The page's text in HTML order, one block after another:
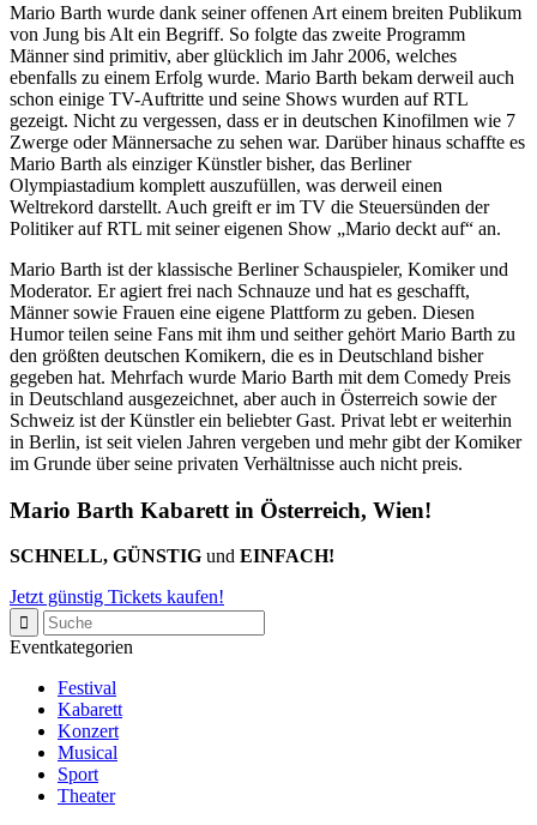
Mario Barth wurde dank seiner offenen Art einem breiten Publikum
von Jung bis Alt ein Begriff. So folgte das zweite Programm
Männer sind primitiv, aber glücklich im Jahr 2006, welches
ebenfalls zu einem Erfolg wurde. Mario Barth bekam derweil auch
schon einige TV-Auftritte und seine Shows wurden auf RTL
gezeigt. Nicht zu vergessen, dass er in deutschen Kinofilmen wie 7
Zwerge oder Männersache zu sehen war. Darüber hinaus schaffte es
Mario Barth als einziger Künstler bisher, das Berliner
Olympiastadium komplett auszufüllen, was derweil einen
Weltrekord darstellt. Auch greift er im TV die Steuersünden der
Politiker auf RTL mit seiner eigenen Show „Mario deckt auf“ an.
Mario Barth ist der klassische Berliner Schauspieler, Komiker und
Moderator. Er agiert frei nach Schnauze und hat es geschafft,
Männer sowie Frauen eine eigene Plattform zu geben. Diesen
Humor teilen seine Fans mit ihm und seither gehört Mario Barth zu
den größten deutschen Komikern, die es in Deutschland bisher
gegeben hat. Mehrfach wurde Mario Barth mit dem Comedy Preis
in Deutschland ausgezeichnet, aber auch in Österreich sowie der
Schweiz ist der Künstler ein beliebter Gast. Privat lebt er weiterhin
in Berlin, ist seit vielen Jahren vergeben und mehr gibt der Komiker
im Grunde über seine privaten Verhältnisse auch nicht preis.
Mario Barth Kabarett in Österreich, Wien!
SCHNELL, GÜNSTIG und EINFACH!
Jetzt günstig Tickets kaufen!
Eventkategorien
Festival
Kabarett
Konzert
Musical
Sport
Theater